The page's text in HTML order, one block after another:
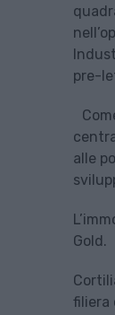
pre-
alle
Gold.
filiera